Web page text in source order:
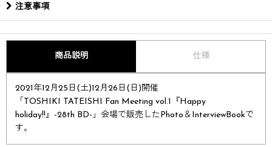
注意事項
商品説明 仕様
2021年12月25日(土)12月26日(日)開催
「TOSHIKI TATEISHI Fan Meeting vol.1『Happy
holiday!!』-28th BD-」会場で販売したPhoto＆InterviewBookで
す。